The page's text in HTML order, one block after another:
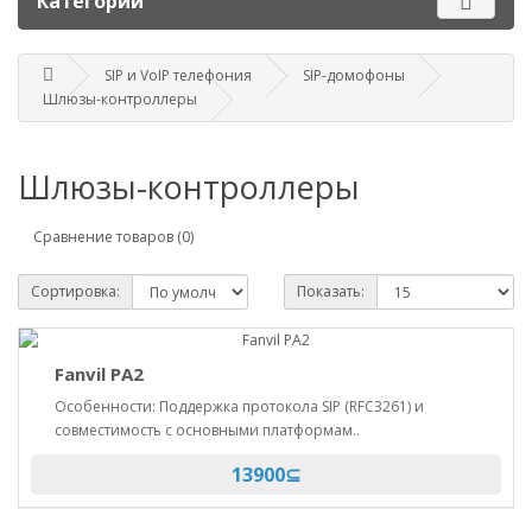
Наш адрес
г. Бишкек, ул. Матросова, 47
Посмотреть адрес в 2GIS
SIP и VoIP телефония
SIP-домофоны
Шлюзы-контроллеры
Шлюзы-контроллеры
Сравнение товаров (0)
Сортировка: Показать:
Fanvil PA2
Особенности: Поддержка протокола SIP (RFC3261) и
совместимость с основными платформам..
13900⊆